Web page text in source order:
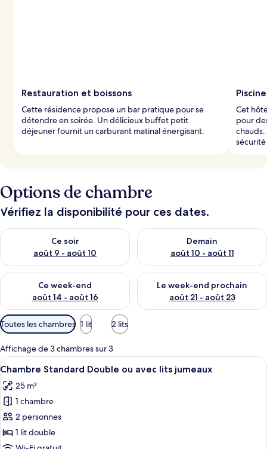
Restauration et boissons
Cette résidence propose un bar pratique pour se
détendre en soirée. Un délicieux buffet petit
déjeuner fournit un carburant matinal énergisant.
Cet
pour
Options de chambre
Vérifiez la disponibilité pour ces dates.
Ce soir
août 9 - août 10
Vérifier la disponibilité pour ce soir août 9 - août 10
Demain
août 10 - août 11
Vérifier la disponibilité pour
Ce week-end
août 14 - août 16
Vérifier la disponibilité pour ce week-end août 14 - août 16
Le week-end prochain
août 21 - août 23
Vérifier la disponibilité pour
Filtres
disponibles
pour
les
chambres
Toutes les chambres 1 lit 2 lits
Affichage de 3 chambres sur 3
Afficher
toutes
les
photos
pour
ce
type
Une chambre d’hôtel comprenant
5
Chambre Standard Double ou avec lits jumeaux
25 m²
1 chambre
2 personnes
1 lit double